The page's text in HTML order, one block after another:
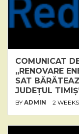
COMUNICAT
„RENOVARE
SAT
JUDEȚUL
BY ADMIN 2